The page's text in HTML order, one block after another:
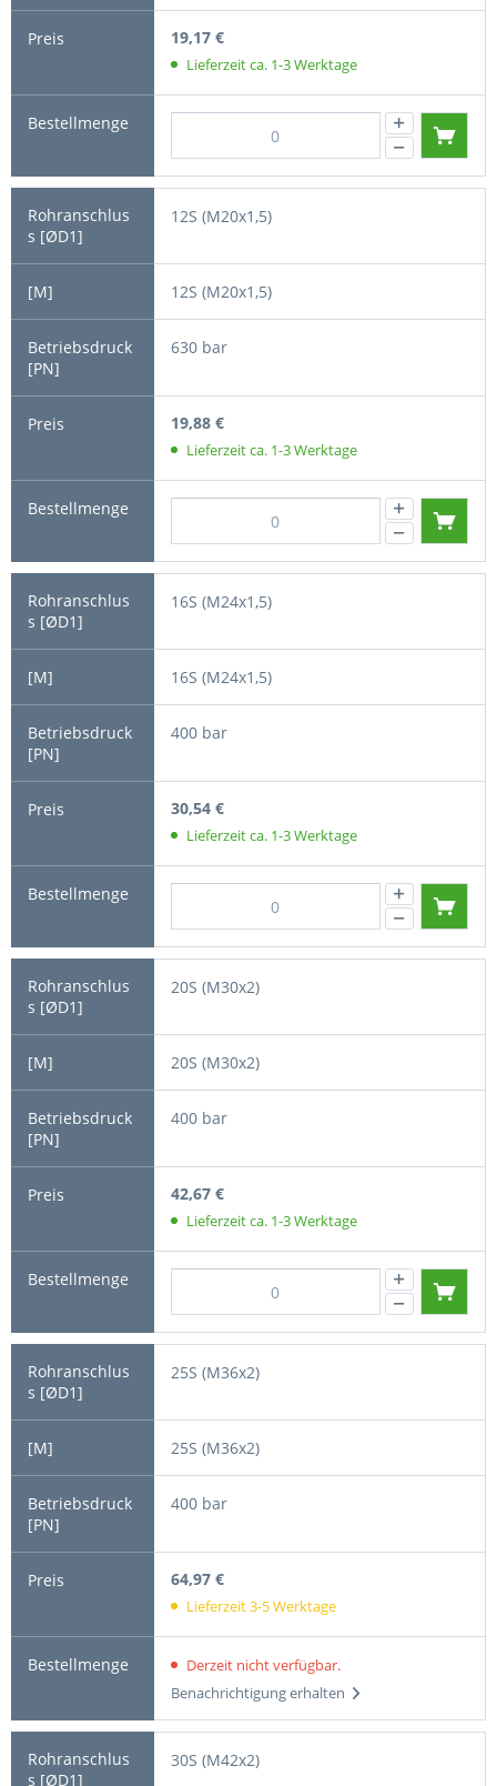
19,17 €
Lieferzeit ca. 1-3 Werktage
12S (M20x1,5)
12S (M20x1,5)
630 bar
19,88 €
Lieferzeit ca. 1-3 Werktage
16S (M24x1,5)
16S (M24x1,5)
400 bar
30,54 €
Lieferzeit ca. 1-3 Werktage
20S (M30x2)
20S (M30x2)
400 bar
42,67 €
Lieferzeit ca. 1-3 Werktage
25S (M36x2)
25S (M36x2)
400 bar
64,97 €
Lieferzeit 3-5 Werktage
Derzeit nicht verfügbar.
Benachrichtigung erhalten
30S (M42x2)